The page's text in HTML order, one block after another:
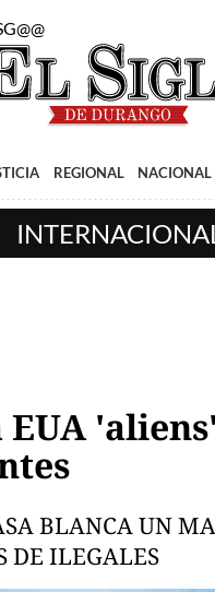
REGIONAL NACIONAL
INTERNACIONAL
BLANCA UN
DE ILEGALES